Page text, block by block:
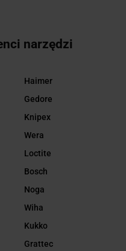
narzędzi
Haimer
Gedore
Knipex
Wera
Loctite
Bosch
Noga
Wiha
Kukko
Grattec